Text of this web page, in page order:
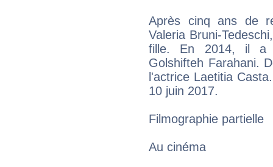
Après cinq ans de
Valeria Bruni-
fille. En 2014, il a
Golshifteh Farahani.
l'actrice Laetitia
10 juin 2017.
Filmographie partielle
Au cinéma